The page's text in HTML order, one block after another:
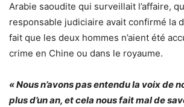
Arabie saoudite qui surveillait l’affaire,
responsable judiciaire avait confirmé la
fait que les deux hommes n’aient été
crime en Chine ou dans le royaume.
« Nous n’avons pas entendu la voix de
plus d’un an, et cela nous fait mal de